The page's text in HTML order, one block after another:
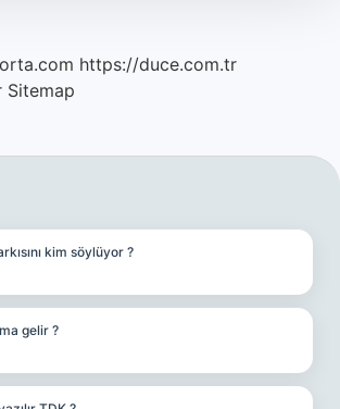
https://duce.com.tr
Sitemap
kim söylüyor ?
gelir ?